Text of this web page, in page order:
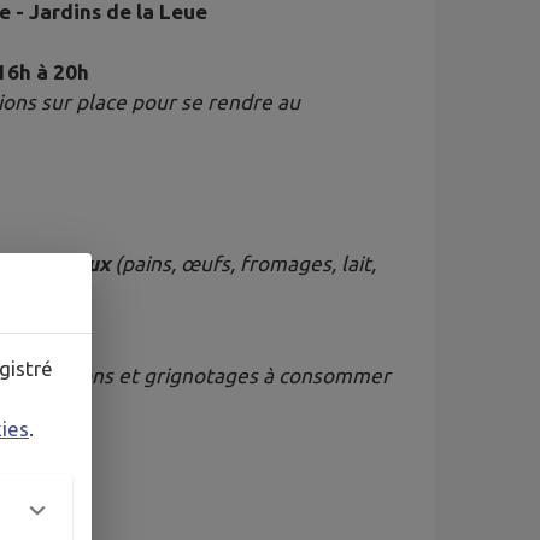
- Jardins de la Leue
à 20h
sur place pour se rendre au
locaux(pains, œufs, fromages, lait,
boissons et grignotages à consommer